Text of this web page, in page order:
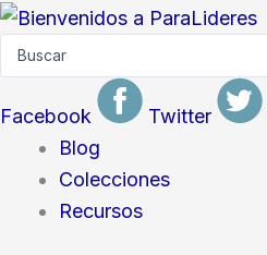
Skip
content
Facebook Twitter
Blog
Colecciones
Recursos